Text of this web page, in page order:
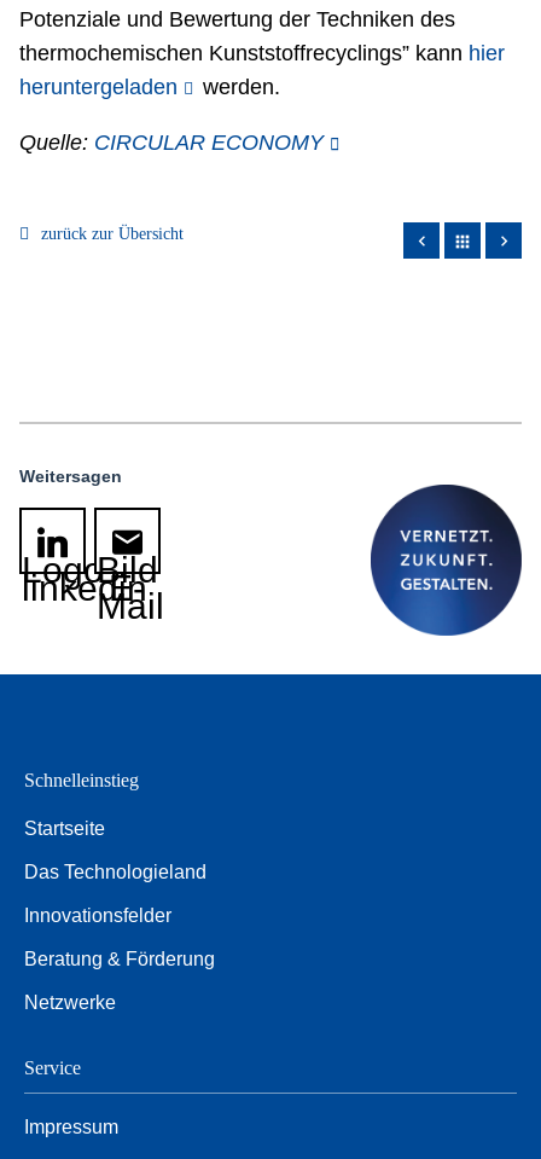
Potenziale und Bewertung der Techniken des
thermochemischen Kunststoffrecyclings” kann hier
heruntergeladen
werden.
Quelle: CIRCULAR ECONOMY
zurück zur Übersicht apps
Weitersagen
Logo
linkedin
Bild
E-
Mail
Schnelleinstieg
Startseite
Das Technologieland
Innovationsfelder
Beratung & Förderung
Netzwerke
Service
Impressum